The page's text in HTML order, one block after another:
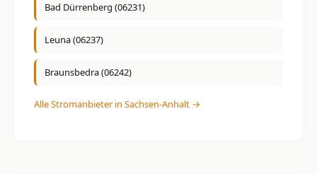
Bad Dürrenberg (06231)
Leuna (06237)
Braunsbedra (06242)
Alle Stromanbieter in Sachsen-Anhalt →